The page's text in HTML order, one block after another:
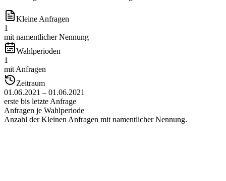
Kleine Anfragen
1
mit namentlicher Nennung
Wahlperioden
1
mit Anfragen
Zeitraum
01.06.2021 – 01.06.2021
erste bis letzte Anfrage
Anfragen je Wahlperiode
Anzahl der Kleinen Anfragen mit namentlicher Nennung.